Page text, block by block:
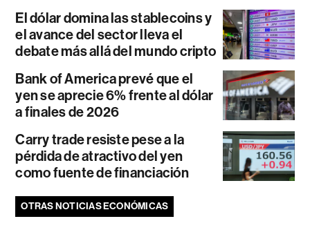
El dólar domina las stablecoins y
el avance del sector lleva el
debate más allá del mundo cripto
Bank of America prevé que el
yen se aprecie 6% frente al dólar
a finales de 2026
Carry trade resiste pese a la
pérdida de atractivo del yen
como fuente de financiación
OTRAS NOTICIAS ECONÓMICAS